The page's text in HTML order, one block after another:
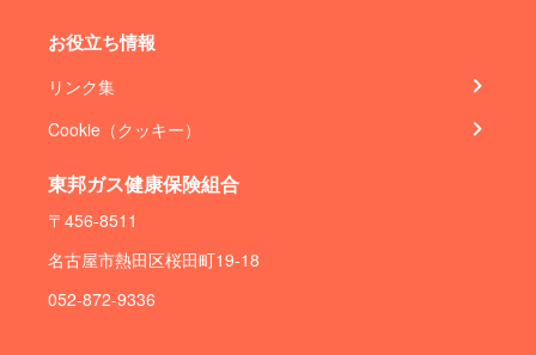
お役立ち情報
リンク集
Cookie（クッキー）
東邦ガス健康保険組合
〒456-8511
名古屋市熱田区桜田町19-18
052-872-9336